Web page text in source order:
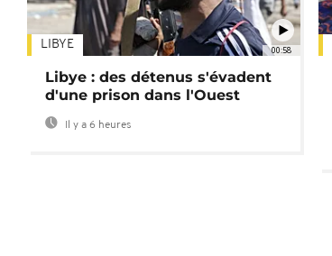
00:58
LIBYE
Libye : des détenus s'évadent
d'une prison dans l'Ouest
Il y a 6 heures